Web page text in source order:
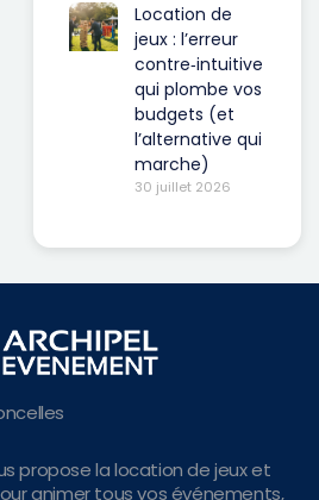
Location de
jeux : l’erreur
contre‑intuitive
qui plombe vos
budgets (et
l’alternative qui
marche)
30 juillet 2026
propose la location de jeux et
animer tous vos événements,